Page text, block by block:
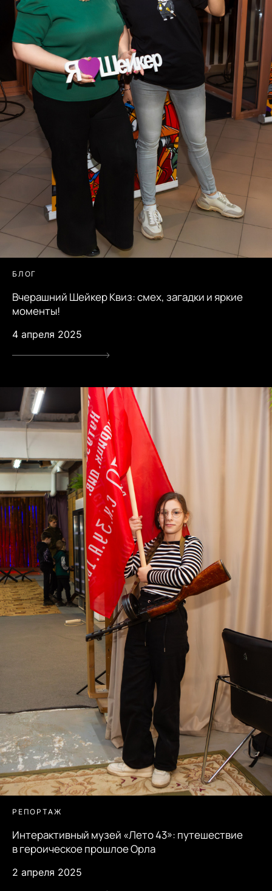
БЛОГ
Вчерашний Шейкер Квиз: смех, загадки и яркие
моменты!
4 апреля 2025
РЕПОРТАЖ
Интерактивный музей «Лето 43»: путешествие
в героическое прошлое Орла
2 апреля 2025